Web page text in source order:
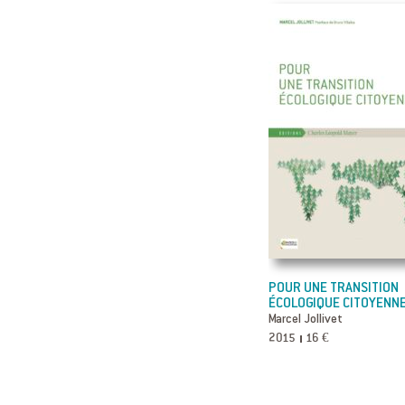
POUR UNE TRANSITION
ÉCOLOGIQUE
Marcel Jollivet
2015 16 €